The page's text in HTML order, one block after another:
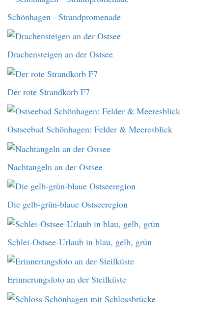
Schönhagen - Strandpromenade
Drachensteigen an der Ostsee
Der rote Strandkorb F7
Ostseebad Schönhagen: Felder & Meeresblick
Nachtangeln an der Ostsee
Die gelb-grün-blaue Ostseeregion
Schlei-Ostsee-Urlaub in blau, gelb, grün
Erinnerungsfoto an der Steilküste